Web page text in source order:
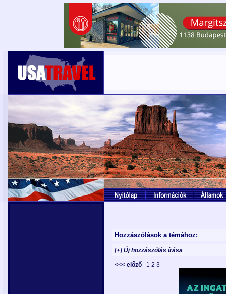
Hozzászólások a témához:
[+] Új hozzászólás írása
<<< előző 1 2 3